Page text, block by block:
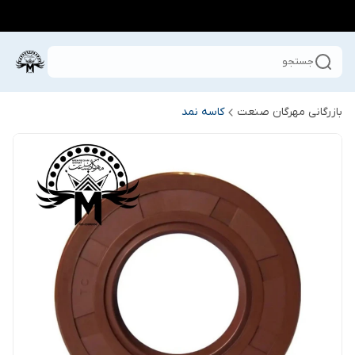
جستجو
بازرگانی مهرگان صنعت کاسه نمد